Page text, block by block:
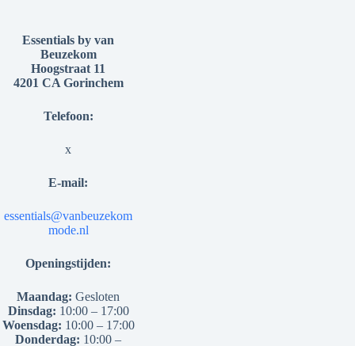
Essentials by van
Beuzekom
Hoogstraat 11
4201 CA Gorinchem
Telefoon:
x
E-mail:
essentials@vanbeuzekom
mode.nl
Openingstijden:
Maandag: Gesloten
Dinsdag: 10:00 – 17:00
Woensdag: 10:00 – 17:00
Donderdag: 10:00 –